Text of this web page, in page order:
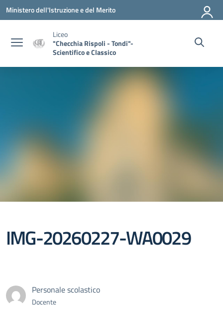
Vai ai contenuti
Vai al menu di navigazione
Vai al footer
Ministero dell'Istruzione e del Merito
Liceo
"Checchia Rispoli - Tondi"-
Scientifico e Classico
IMG-20260227-WA0029
Personale scolastico
Docente